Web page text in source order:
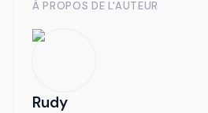
À PROPOS DE L'AUTEUR
Rudy